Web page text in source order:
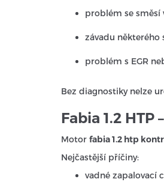
problém se směsí
závadu některého
problém s EGR
Bez diagnostiky nelze
Fabia 1.2
Motor fabia 1.2 htp
Nejčastější příčiny:
vadné zapalovací